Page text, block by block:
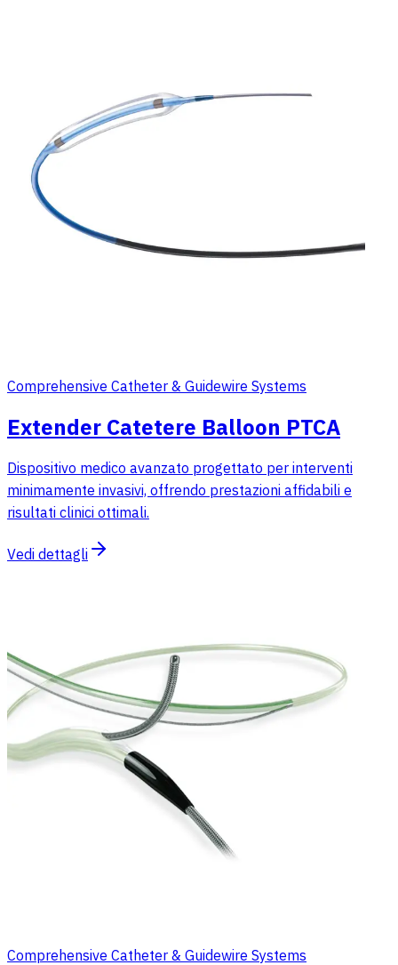
Comprehensive Catheter & Guidewire Systems
Extender Catetere Balloon PTCA
Dispositivo medico avanzato progettato per interventi
minimamente invasivi, offrendo prestazioni affidabili e
risultati clinici ottimali.
Vedi dettagli
Comprehensive Catheter & Guidewire Systems